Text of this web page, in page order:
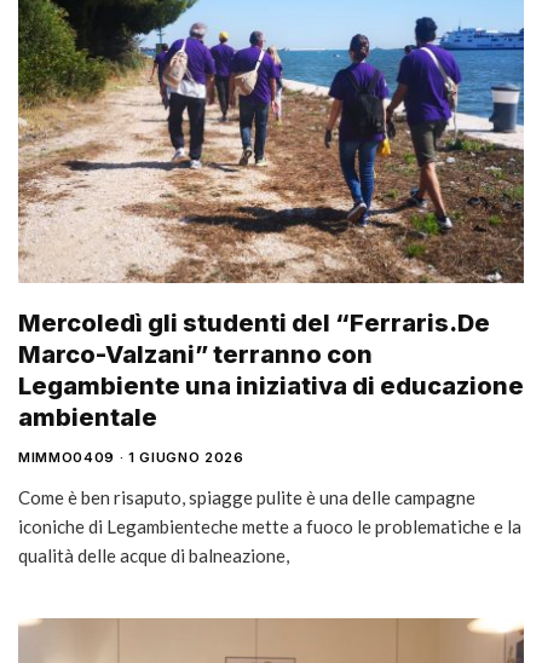
Mercoledì gli studenti del “Ferraris.De
Marco-Valzani” terranno con
Legambiente una iniziativa di educazione
ambientale
MIMMO0409 1 GIUGNO 2026
Come è ben risaputo, spiagge pulite è una delle campagne
iconiche di Legambienteche mette a fuoco le problematiche e la
qualità delle acque di balneazione,